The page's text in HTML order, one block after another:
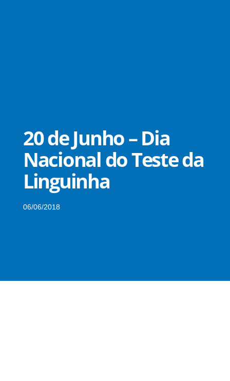
20 de Junho – Dia
Nacional do Teste da
Linguinha
06/06/2018